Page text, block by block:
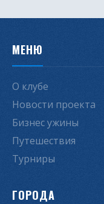
МЕНЮ
О клубе
Новости проекта
Бизнес ужины
Путешествия
Турниры
ГОРОДА